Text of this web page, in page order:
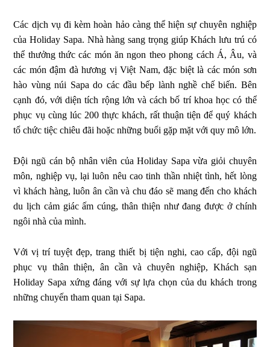
Các dịch vụ đi kèm hoàn hảo càng thể hiện sự chuyên nghiệp
của Holiday Sapa. Nhà hàng sang trọng giúp Khách lưu trú có
thể thưởng thức các món ăn ngon theo phong cách Á, Âu, và
các món đậm đà hương vị Việt Nam, đặc biệt là các món sơn
hào vùng núi Sapa do các đầu bếp lành nghề chế biến. Bên
cạnh đó, với diện tích rộng lớn và cách bố trí khoa học có thể
phục vụ cùng lúc 200 thực khách, rất thuận tiện để quý khách
tổ chức tiệc chiêu đãi hoặc những buổi gặp mặt với quy mô lớn.
Đội ngũ cán bộ nhân viên của Holiday Sapa vừa giỏi chuyên
môn, nghiệp vụ, lại luôn nêu cao tinh thần nhiệt tình, hết lòng
vì khách hàng, luôn ân cần và chu đáo sẽ mang đến cho khách
du lịch cảm giác ấm cúng, thân thiện như đang được ở chính
ngôi nhà của mình.
Với vị trí tuyệt đẹp, trang thiết bị tiện nghi, cao cấp, đội ngũ
phục vụ thân thiện, ân cần và chuyên nghiệp, Khách sạn
Holiday Sapa xứng đáng với sự lựa chọn của du khách trong
những chuyến tham quan tại Sapa.